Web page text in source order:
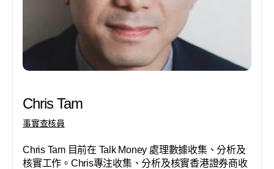
Chris Tam
事實查核員
Chris Tam 目前在 Talk Money 處理數據收集、分析及
核實工作。Chris專注收集、分析及核實香港證券商收